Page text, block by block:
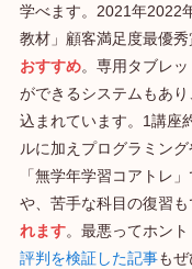
学べます。2021年2022
教材」顧客満足度最優秀
おすすめ。専用タブレ
ができるシステムもあ
込まれています。1講座
ルに加えプログラミン
「無学年学習コアトレ
や、苦手な科目の復習も
れます。最悪ってホン
評判を検証した記事もぜ